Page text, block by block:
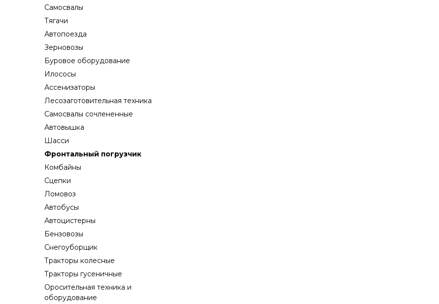
Самосвалы
Тягачи
Автопоезда
Зерновозы
Буровое оборудование
Илососы
Ассенизаторы
Лесозаготовительная техника
Самосвалы сочлененные
Автовышка
Шасси
Фронтальный погрузчик
Комбайны
Сцепки
Ломовоз
Автобусы
Автоцистерны
Бензовозы
Снегоуборщик
Тракторы колесные
Тракторы гусеничные
Оросительная техника и
оборудование